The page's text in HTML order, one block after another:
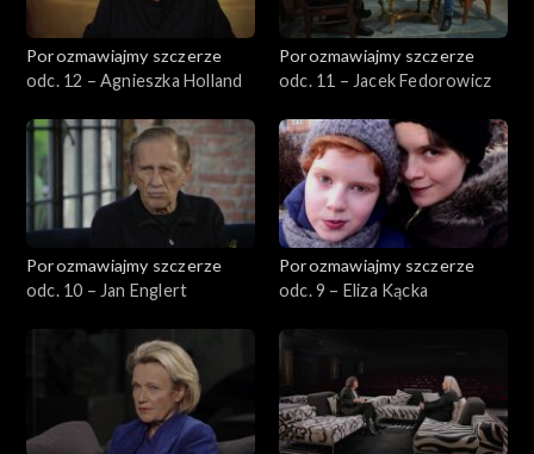
Porozmawiajmy szczerze
odc. 12 – Agnieszka Holland
Porozmawiajmy szczerze
odc. 11 – Jacek Fedorowicz
Porozmawiajmy szczerze
odc. 10 – Jan Englert
Porozmawiajmy szczerze
odc. 9 – Eliza Kącka